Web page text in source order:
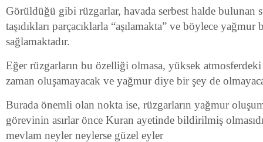
Görüldüğü gibi rüzgarlar, havada serbest halde bulunan
taşıdıkları parçacıklarla “aşılamakta” ve böylece
sağlamaktadır.
Eğer rüzgarların bu özelliği olmasa, yüksek atmosferdeki
zaman oluşamayacak ve yağmur diye bir şey de
Burada önemli olan nokta ise, rüzgarların yağmur
görevinin asırlar önce Kuran ayetinde bildirilmiş
mevlam neyler neylerse güzel eyler